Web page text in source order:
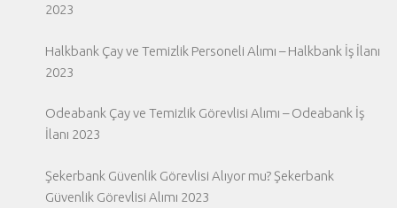
2023
Halkbank Çay ve Temizlik Personeli Alımı – Halkbank İş İlanı
2023
Odeabank Çay ve Temizlik Görevlisi Alımı – Odeabank İş
İlanı 2023
Şekerbank Güvenlik Görevlisi Alıyor mu? Şekerbank
Güvenlik Görevlisi Alımı 2023